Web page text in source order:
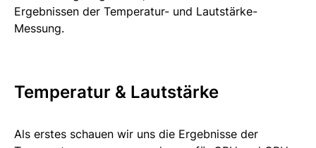
Ergebnissen der Temperatur- und Lautstärke-
Messung.
Temperatur & Lautstärke
Als erstes schauen wir uns die Ergebnisse der